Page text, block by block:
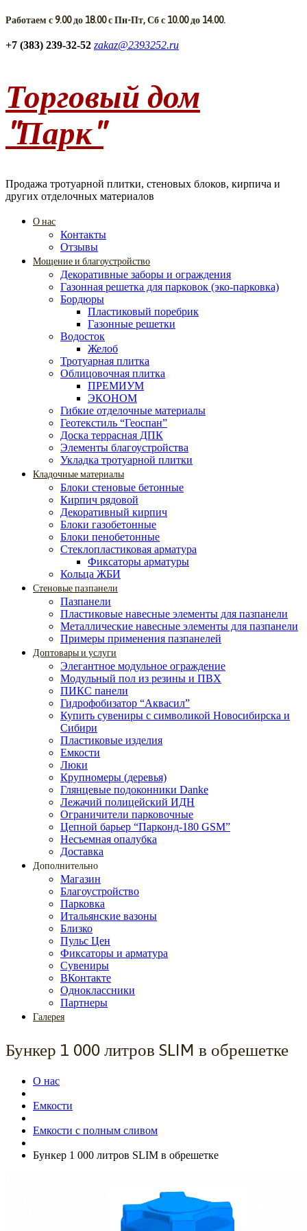
Работаем с 9.00 до 18.00 с Пн-Пт, Сб с 10.00 до 14.00.
+7 (383) 239-32-52 zakaz@2393252.ru
Торговый дом
"Парк"
Продажа тротуарной плитки, стеновых блоков, кирпича и
других отделочных материалов
О нас
Контакты
Отзывы
Мощение и благоустройство
Декоративные заборы и ограждения
Газонная решетка для парковок (эко-парковка)
Бордюры
Пластиковый поребрик
Газонные решетки
Водосток
Желоб
Тротуарная плитка
Облицовочная плитка
ПРЕМИУМ
ЭКОНОМ
Гибкие отделочные материалы
Геотекстиль “Геоспан”
Доска террасная ДПК
Элементы благоустройства
Укладка тротуарной плитки
Кладочные материалы
Блоки стеновые бетонные
Кирпич рядовой
Декоративный кирпич
Блоки газобетонные
Блоки пенобетонные
Стеклопластиковая арматура
Фиксаторы арматуры
Кольца ЖБИ
Стеновые пазпанели
Пазпанели
Пластиковые навесные элементы для пазпанели
Металлические навесные элементы для пазпанели
Примеры применения пазпанелей
Доптовары и услуги
Элегантное модульное ограждение
Модульный пол из резины и ПВХ
ПИКС панели
Гидрофобизатор “Аквасил”
Купить сувениры с символикой Новосибирска и
Сибири
Пластиковые изделия
Емкости
Люки
Крупномеры (деревья)
Глянцевые подоконники Danke
Лежачий полицейский ИДН
Ограничители парковочные
Цепной барьер “Парконд-180 GSM”
Несъемная опалубка
Доставка
Дополнительно
Магазин
Благоустройство
Парковка
Итальянские вазоны
Близко
Пульс Цен
Фиксаторы и арматура
Сувениры
ВКонтакте
Одноклассники
Партнеры
Галерея
Бункер 1 000 литров SLIM в обрешетке
О нас
Емкости
Емкости с полным сливом
Бункер 1 000 литров SLIM в обрешетке